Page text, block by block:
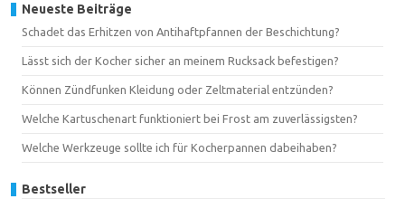
Neueste Beiträge
Schadet das Erhitzen von Antihaftpfannen der Beschichtung?
Lässt sich der Kocher sicher an meinem Rucksack befestigen?
Können Zündfunken Kleidung oder Zeltmaterial entzünden?
Welche Kartuschenart funktioniert bei Frost am zuverlässigsten?
Welche Werkzeuge sollte ich für Kocherpannen dabeihaben?
Bestseller